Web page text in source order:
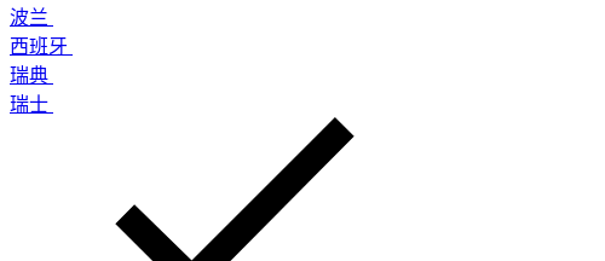
波兰
西班牙
瑞典
瑞士